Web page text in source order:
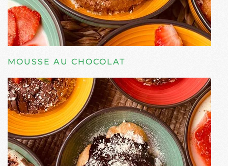
MOUSSE AU CHOCOLAT